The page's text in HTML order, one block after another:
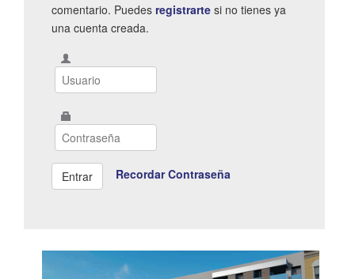
comentario. Puedes registrarte si no tienes ya
una cuenta creada.
Recordar Contraseña